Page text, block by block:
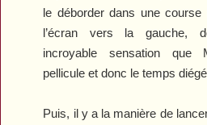
le déborder dans une
l’écran vers la gauche,
incroyable sensation que
pellicule et donc le temps
Puis, il y a la manière de